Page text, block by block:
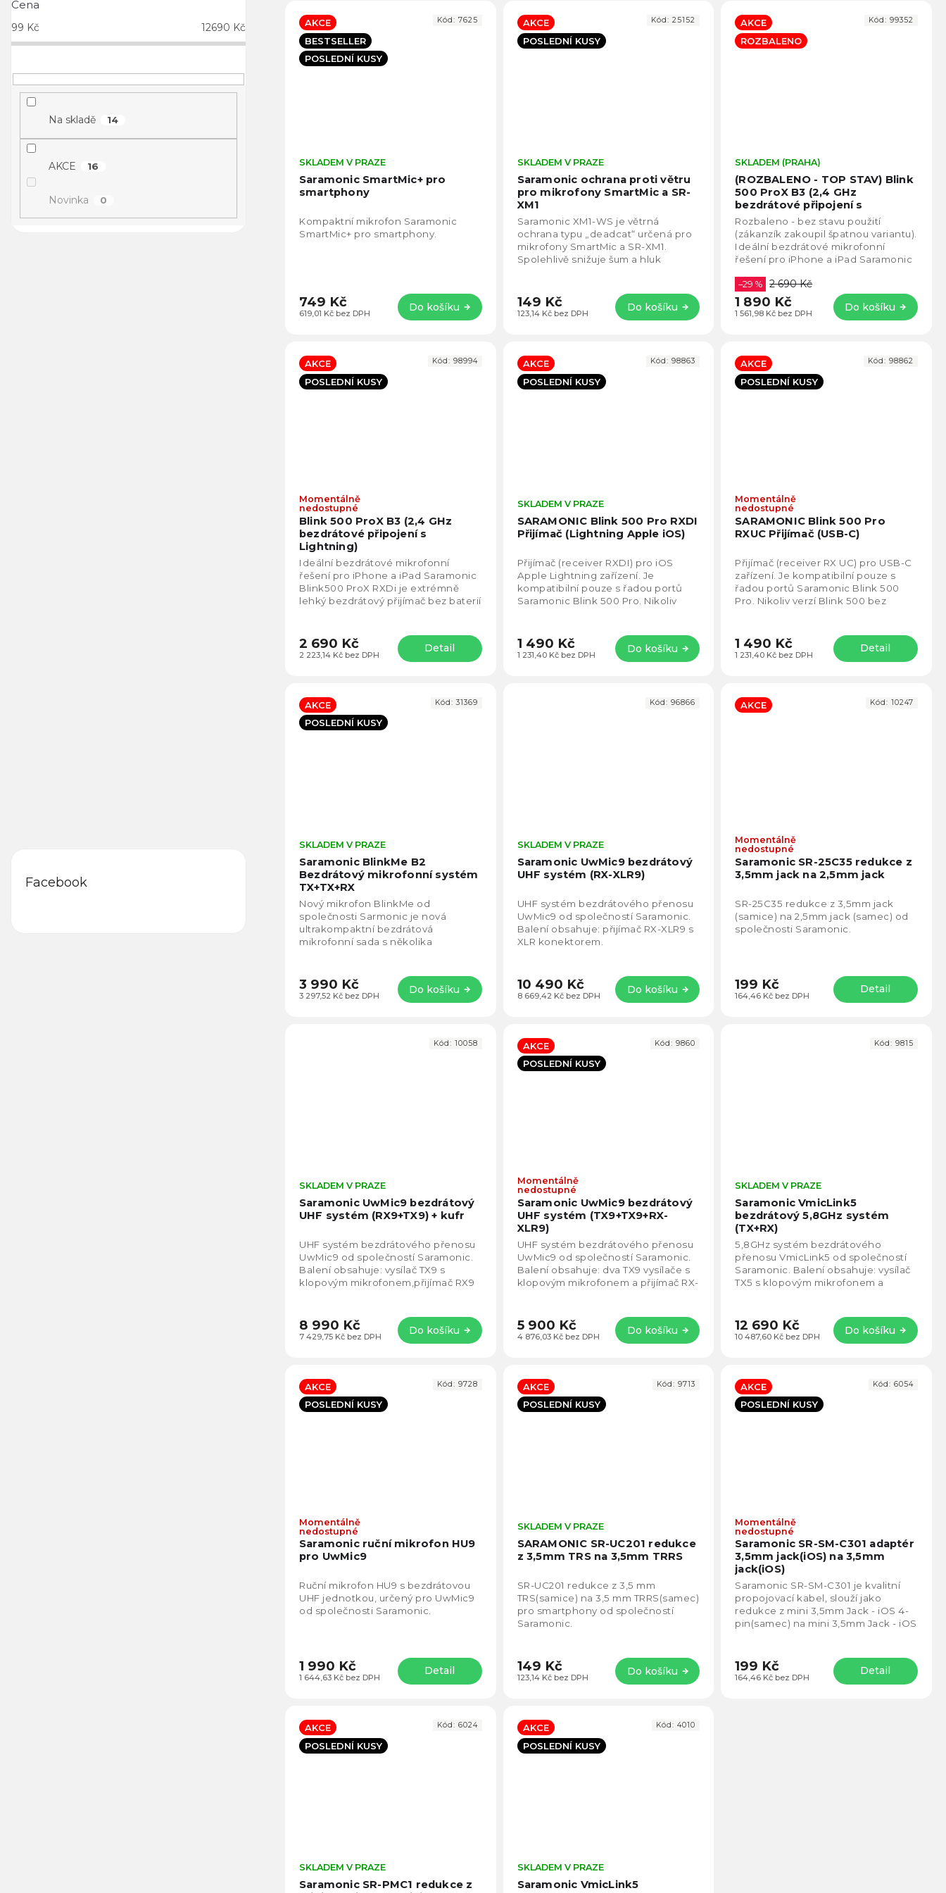
Cena
99 Kč 12690 Kč
Na skladě 14
AKCE 16
Novinka 0
Facebook
AKCE
BESTSELLER
POSLEDNÍ KUSY
Saramonic SmartMic+ pro
smartphony
Průměrné
hodnocení
produktu
hvězdiček.
SKLADEM V PRAZE
619,01 Kč bez DPH
749 Kč Do košíku
Kompaktní mikrofon Saramonic
SmartMic+ pro smartphony.
Kód: 7625
AKCE
POSLEDNÍ KUSY
Saramonic ochrana proti větru
pro mikrofony SmartMic a SR-
XM1
Průměrné
hodnocení
produktu
hvězdiček.
SKLADEM V PRAZE
123,14 Kč bez DPH
149 Kč Do košíku
Saramonic XM1-WS je větrná
ochrana typu „deadcat“ určená pro
mikrofony SmartMic a SR-XM1.
Spolehlivě snižuje šum a hluk
Kód:25152
AKCE
ROZBALENO
(ROZBALENO - TOP STAV) Blink
500 ProX B3 (2,4 GHz
bezdrátové připojení s
Lightning)
SKLADEM (PRAHA)
1 561,98 Kč bez DPH
–29 % 2 690 Kč
1 890 Kč Do košíku
Rozbaleno - bez stavu použití
(zákanzík zakoupil špatnou variantu).
Ideální bezdrátové mikrofonní
řešení pro iPhone a iPad Saramonic
lehký...
Kód: 99352
AKCE
POSLEDNÍ KUSY
Blink 500 ProX B3 (2,4 GHz
bezdrátové připojení s
Lightning)
Průměrné
hodnocení
produktu
hvězdiček.
Momentálně
nedostupné
2 223,14 Kč bez DPH
2 690 Kč Detail
Ideální bezdrátové mikrofonní
řešení pro iPhone a iPad Saramonic
Blink500 ProX RXDi je extrémně
lehký bezdrátový přijímač bez baterií
Kód: 98994
AKCE
POSLEDNÍ KUSY
SARAMONIC Blink 500 Pro RXDI
Přijímač (Lightning Apple iOS)
Průměrné
hodnocení
produktu
hvězdiček.
SKLADEM V PRAZE
1 231,40 Kč bez DPH
1 490 Kč Do košíku
Přijímač (receiver RXDI) pro iOS
Apple Lightning zařízení. Je
kompatibilní pouze s řadou portů
Saramonic Blink 500 Pro. Nikoliv
Kód:98863
AKCE
POSLEDNÍ KUSY
SARAMONIC Blink 500 Pro
RXUC Přijímač (USB-C)
Momentálně
nedostupné
1 231,40 Kč bez DPH
1 490 Kč Detail
Přijímač (receiver RX UC) pro USB-C
zařízení. Je kompatibilní pouze s
řadou portů Saramonic Blink 500
Pro. Nikoliv verzí Blink 500 bez
Kód: 98862
AKCE
POSLEDNÍ KUSY
Saramonic BlinkMe B2
Bezdrátový mikrofonní systém
TX+TX+RX
Průměrné
hodnocení
produktu
hvězdiček.
SKLADEM V PRAZE
3 297,52 Kč bez DPH
3 990 Kč Do košíku
Nový mikrofon BlinkMe od
společnosti Sarmonic je nová
ultrakompaktní bezdrátová
mikrofonní sada s několika
Kód:31369
Saramonic UwMic9 bezdrátový
UHF systém (RX-XLR9)
Průměrné
hodnocení
produktu
SKLADEM V PRAZE
8 669,42 Kč bez DPH
10 490 Kč Do košíku
UHF systém bezdrátového přenosu
UwMic9 od společností Saramonic.
Balení obsahuje: přijímač RX-XLR9 s
XLR konektorem.
Kód:96866 AKCE
Saramonic SR-25C35 redukce z
3,5mm jack na 2,5mm jack
Momentálně
nedostupné
164,46 Kč bez DPH
199 Kč Detail
SR-25C35 redukce z 3,5mm jack
(samice) na 2,5mm jack (samec) od
společnosti Saramonic.
Kód: 10247
Saramonic UwMic9 bezdrátový
UHF systém (RX9+TX9) + kufr
Průměrné
hodnocení
produktu
hvězdiček.
SKLADEM V PRAZE
7 429,75 Kč bez DPH
8 990 Kč Do košíku
UHF systém bezdrátového přenosu
UwMic9 od společností Saramonic.
Balení obsahuje: vysílač TX9 s
klopovým mikrofonem,přijímač RX9
Kód: 10058
AKCE
POSLEDNÍ KUSY
Saramonic UwMic9 bezdrátový
UHF systém (TX9+TX9+RX-
XLR9)
Průměrné
hodnocení
produktu
hvězdiček.
Momentálně
nedostupné
4 876,03 Kč bez DPH
5 900 Kč Do košíku
UHF systém bezdrátového přenosu
UwMic9 od společností Saramonic.
Balení obsahuje: dva TX9 vysílače s
klopovým mikrofonem a přijímač RX-
Kód:9860
Saramonic VmicLink5
bezdrátový 5,8GHz systém
(TX+RX)
SKLADEM V PRAZE
10 487,60 Kč bez DPH
12 690 Kč Do košíku
5,8GHz systém bezdrátového
přenosu VmicLink5 od společností
Saramonic. Balení obsahuje: vysílač
TX5 s klopovým mikrofonem a
Kód: 9815
AKCE
POSLEDNÍ KUSY
Saramonic ruční mikrofon HU9
pro UwMic9
Průměrné
hodnocení
produktu
hvězdiček.
Momentálně
nedostupné
1 644,63 Kč bez DPH
1 990 Kč Detail
Ruční mikrofon HU9 s bezdrátovou
UHF jednotkou, určený pro UwMic9
od společnosti Saramonic.
Kód: 9728
AKCE
POSLEDNÍ KUSY
SARAMONIC SR-UC201 redukce
z 3,5mm TRS na 3,5mm TRRS
Průměrné
hodnocení
produktu
hvězdiček.
SKLADEM V PRAZE
123,14 Kč bez DPH
149 Kč Do košíku
SR-UC201 redukce z 3,5 mm
TRS(samice) na 3,5 mm TRRS(samec)
pro smartphony od společností
Saramonic.
Kód:9713
AKCE
POSLEDNÍ KUSY
Saramonic SR-SM-C301 adaptér
3,5mm jack(iOS) na 3,5mm
jack(iOS)
Momentálně
nedostupné
164,46 Kč bez DPH
199 Kč Detail
Saramonic SR-SM-C301 je kvalitní
propojovací kabel, slouží jako
redukce z mini 3,5mm Jack - iOS 4-
pin(samec) na mini 3,5mm Jack - iOS
Kód: 6054
AKCE
POSLEDNÍ KUSY
Saramonic SR-PMC1 redukce z
Průměrné
hodnocení
SKLADEM V PRAZE
Kód: 6024
AKCE
POSLEDNÍ KUSY
Saramonic VmicLink5
SKLADEM V PRAZE
Kód:4010